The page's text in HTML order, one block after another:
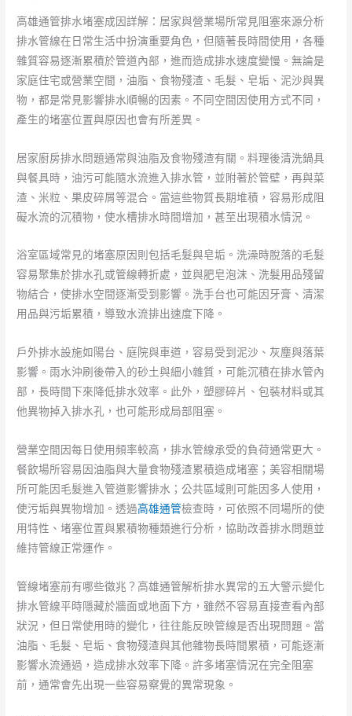
模
分
析
點！
記
帳
薦
服
務
穩
度
理
解。
高雄通管排水堵塞成因詳解：居家與營業場所常見阻塞來源分析
排水管線在日常生活中扮演重要角色，但隨著長時間使用，各種
雜質容易逐漸累積於管道內部，進而造成排水速度變慢。無論是
家庭住宅或營業空間，油脂、食物殘渣、毛髮、皂垢、泥沙與異
物，都是常見影響排水順暢的因素。不同空間因使用方式不同，
產生的堵塞位置與原因也會有所差異。
居家廚房排水問題通常與油脂及食物殘渣有關。料理後清洗鍋具
與餐具時，油污可能隨水流進入排水管，並附著於管壁，再與菜
渣、米粒、果皮碎屑等混合。當這些物質長期堆積，容易形成阻
礙水流的沉積物，使水槽排水時間增加，甚至出現積水情況。
浴室區域常見的堵塞原因則包括毛髮與皂垢。洗澡時脫落的毛髮
容易聚集於排水孔或管線轉折處，並與肥皂泡沫、洗髮用品殘留
物結合，使排水空間逐漸受到影響。洗手台也可能因牙膏、清潔
用品與污垢累積，導致水流排出速度下降。
戶外排水設施如陽台、庭院與車道，容易受到泥沙、灰塵與落葉
影響。雨水沖刷後帶入的砂土與細小雜質，可能沉積在排水管內
部，長時間下來降低排水效率。此外，塑膠碎片、包裝材料或其
他異物掉入排水孔，也可能形成局部阻塞。
營業空間因每日使用頻率較高，排水管線承受的負荷通常更大。
餐飲場所容易因油脂與大量食物殘渣累積造成堵塞；美容相關場
所可能因毛髮進入管道影響排水；公共區域則可能因多人使用，
使污垢與異物增加。透過高雄通管檢查時，可依照不同場所的使
用特性、堵塞位置與累積物種類進行分析，協助改善排水問題並
維持管線正常運作。
管線堵塞前有哪些徵兆？高雄通管解析排水異常的五大警示變化
排水管線平時隱藏於牆面或地面下方，雖然不容易直接查看內部
狀況，但日常使用時的變化，往往能反映管線是否出現問題。當
油脂、毛髮、皂垢、食物殘渣與其他雜物長時間累積，可能逐漸
影響水流通過，造成排水效率下降。許多堵塞情況在完全阻塞
前，通常會先出現一些容易察覺的異常現象。